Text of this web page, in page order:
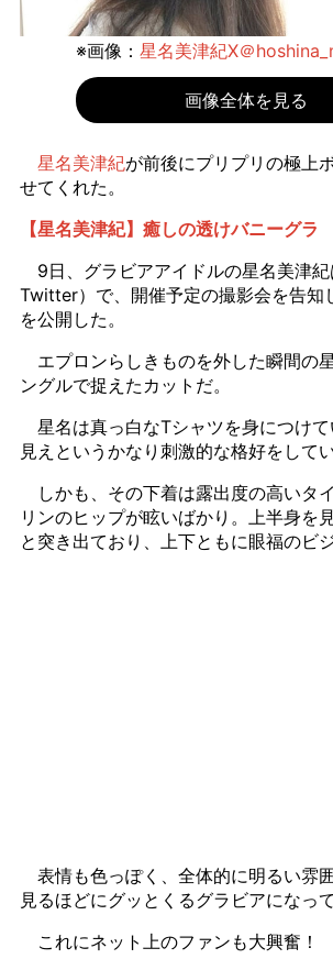
※画像： 星名美津紀X＠
画像全体を見る
星名美津紀が前後にプリプリの極上
せてくれた。
【星名美津紀】癒しの透けバニーグラ
9日、グラビアアイドルの星名美津紀
Twitter）で、開催予定の撮影会を告知
を公開した。
エプロンらしきものを外した瞬間の
ングルで捉えたカットだ。
星名は真っ白なTシャツを身につけ
見えというかなり刺激的な格好をしてい
しかも、その下着は露出度の高いタ
リンのヒップが眩いばかり。上半身を
と突き出ており、上下ともに眼福のビ
表情も色っぽく、全体的に明るい雰
見るほどにグッとくるグラビアになって
これにネット上のファンも大興奮！